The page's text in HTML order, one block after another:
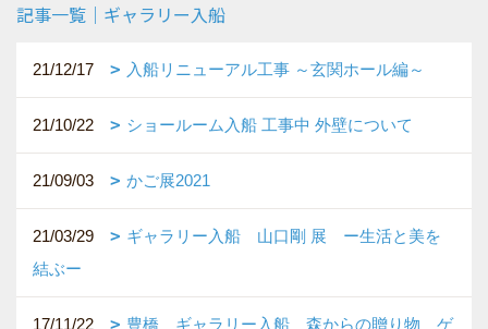
記事一覧｜ギャラリー入船
21/12/17 入船リニューアル工事 ～玄関ホール編～
21/10/22 ショールーム入船 工事中 外壁について
21/09/03 かご展2021
21/03/29
ギャラリー入船 山口剛 展 ー生活と美を
結ぶー
17/11/22
豊橋 ギャラリー入船 森からの贈り物 ゲ